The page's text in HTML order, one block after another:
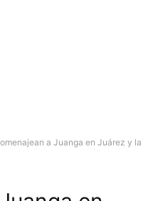
a Juanga en Juárez y la